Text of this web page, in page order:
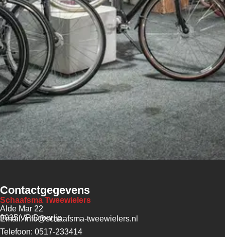
Contactgegevens
Schaafsma Tweewielers
Alde Mar 22
9035 VP Dronrijp
Email: info@schaafsma-tweewielers.nl
Telefoon: 0517-233414